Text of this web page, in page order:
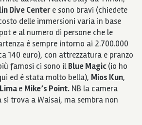
Dive Centere sono bravi (chiedete
delle immersioni varia in base
e al numero di persone che le
è sempre intorno ai 2.700.000
140 euro), con attrezzatura e pranzo
famosi ci sono ilBlue Magic(io ho
ed è stata molto bella), Mios Kun,
e Mike’s Point. NB la camera
trova a Waisai, ma sembra non